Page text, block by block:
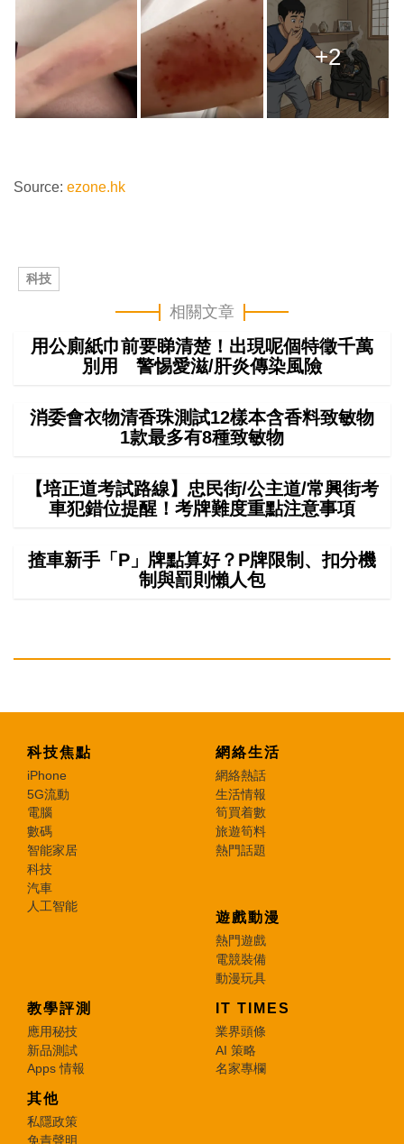
+2
Source: ezone.hk
科技
相關文章
用公廁紙巾前要睇清楚！出現呢個特徵千萬
別用 警惕愛滋/肝炎傳染風險
消委會衣物清香珠測試12樣本含香料致敏物
1款最多有8種致敏物
【培正道考試路線】忠民街/公主道/常興街考
車犯錯位提醒！考牌難度重點注意事項
揸車新手「P」牌點算好？P牌限制、扣分機
制與罰則懶人包
科技焦點
iPhone
5G流動
電腦
數碼
智能家居
科技
汽車
人工智能
網絡生活
網絡熱話
生活情報
筍買着數
旅遊筍料
熱門話題
遊戲動漫
熱門遊戲
電競裝備
動漫玩具
教學評測
應用秘技
新品測試
Apps 情報
IT TIMES
業界頭條
AI 策略
名家專欄
其他
私隱政策
免責聲明